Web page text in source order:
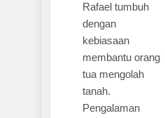
Rafael tumbuh
dengan
kebiasaan
membantu orang
tua mengolah
tanah.
Pengalaman